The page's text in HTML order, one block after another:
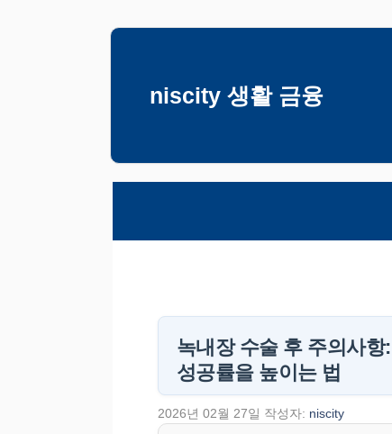
niscity 생활 금융
녹내장 수술 후 주의사
성공률을 높이는 법
2026년 02월 27일 작성자: niscity